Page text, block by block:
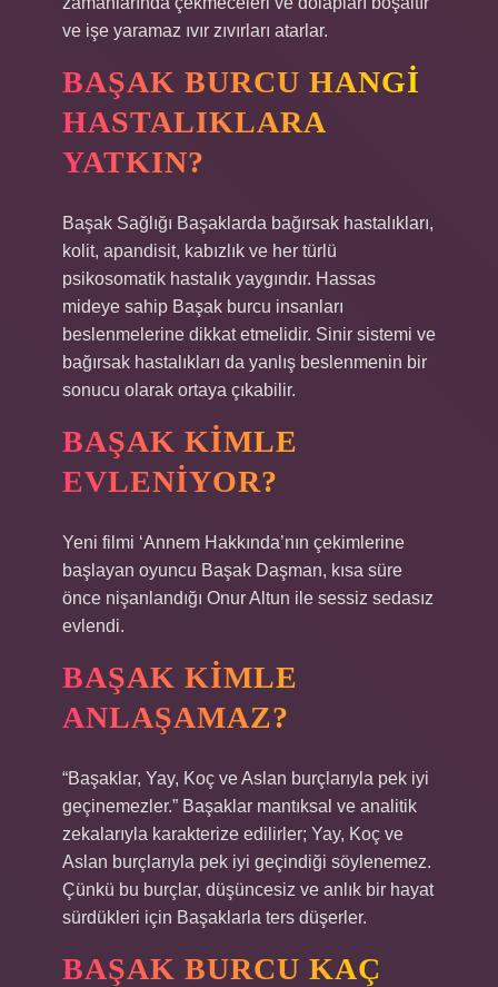
ve işe yaramaz ıvır zıvırları atarlar.
BAŞAK BURCU HANGI
HASTALIKLARA
YATKIN?
Başak Sağlığı Başaklarda bağırsak hastalıkları,
kolit, apandisit, kabızlık ve her türlü
psikosomatik hastalık yaygındır. Hassas
mideye sahip Başak burcu insanları
beslenmelerine dikkat etmelidir. Sinir sistemi ve
bağırsak hastalıkları da yanlış beslenmenin bir
sonucu olarak ortaya çıkabilir.
BAŞAK KIMLE
EVLENIYOR?
Yeni filmi ‘Annem Hakkında’nın çekimlerine
başlayan oyuncu Başak Daşman, kısa süre
önce nişanlandığı Onur Altun ile sessiz sedasız
evlendi.
BAŞAK KIMLE
ANLAŞAMAZ?
“Başaklar, Yay, Koç ve Aslan burçlarıyla pek iyi
geçinemezler.” Başaklar mantıksal ve analitik
zekalarıyla karakterize edilirler; Yay, Koç ve
Aslan burçlarıyla pek iyi geçindiği söylenemez.
Çünkü bu burçlar, düşüncesiz ve anlık bir hayat
sürdükleri için Başaklarla ters düşerler.
BAŞAK BURCU KAÇ